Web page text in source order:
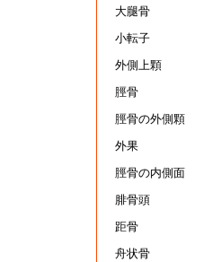
大腿骨
小転子
外側上顆
脛骨
脛骨の外側顆
外果
脛骨の内側面
腓骨頭
距骨
舟状骨